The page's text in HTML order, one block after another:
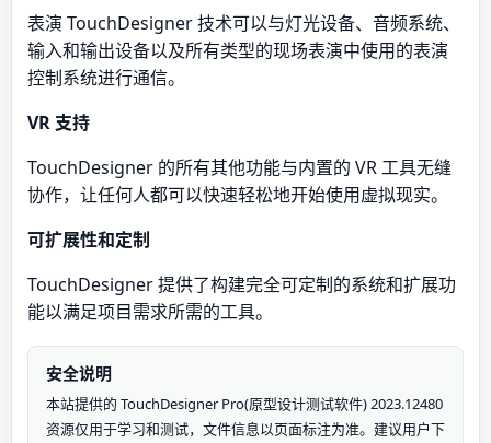
表演 TouchDesigner 技术可以与灯光设备、音频系统、
输入和输出设备以及所有类型的现场表演中使用的表演
控制系统进行通信。
VR 支持
TouchDesigner 的所有其他功能与内置的 VR 工具无缝
协作，让任何人都可以快速轻松地开始使用虚拟现实。
可扩展性和定制
TouchDesigner 提供了构建完全可定制的系统和扩展功
能以满足项目需求所需的工具。
安全说明
本站提供的 TouchDesigner Pro(原型设计测试软件) 2023.12480
资源仅用于学习和测试，文件信息以页面标注为准。建议用户下